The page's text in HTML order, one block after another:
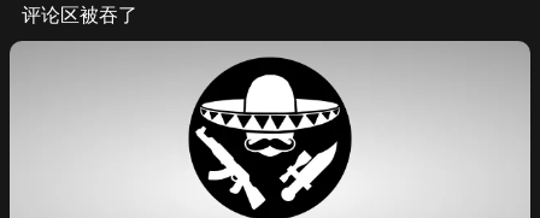
评论区被吞了